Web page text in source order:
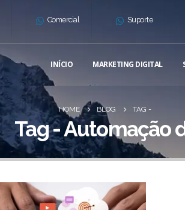
Comercial Suporte
INÍCIO MARKETING DIGITAL
HOME BLOG TAG -
Tag - Automação